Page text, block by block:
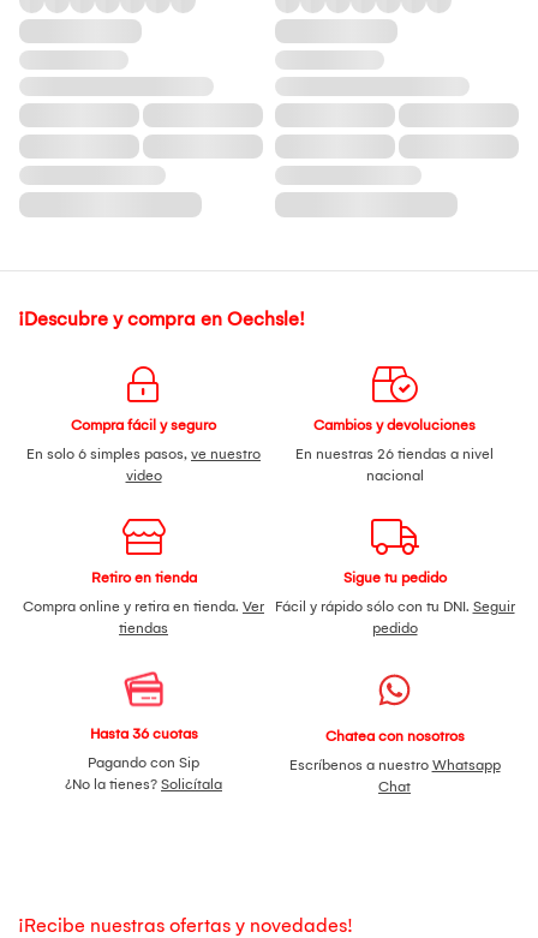
¡Descubre y compra en Oechsle!
Compra fácil y seguro
En solo 6 simples pasos, ve nuestro
video
Cambios y devoluciones
En nuestras 26 tiendas a nivel
nacional
Retiro en tienda
Compra online y retira en tienda. Ver
tiendas
Sigue tu pedido
Fácil y rápido sólo con tu DNI. Seguir
pedido
Hasta 36 cuotas
Pagando con Sip
¿No la tienes? Solicítala
Chatea con nosotros
Escríbenos a nuestro Whatsapp
Chat
¡Recibe nuestras ofertas y novedades!